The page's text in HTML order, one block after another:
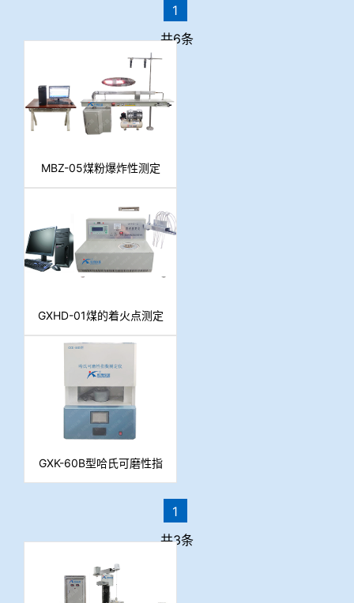
1
共6条
MBZ-05煤粉爆炸性测定
仪
GXHD-01煤的着火点测定
仪
GXK-60B型哈氏可磨性指
数测定仪
1
共3条